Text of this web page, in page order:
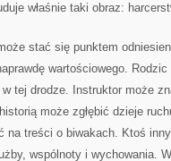
właśnie taki obraz:
stać się punktem
wartościowego.
tej drodze. Instruktor może
może zgłębić dzieje
na treści o biwakach. Ktoś
wspólnoty i wychowania.